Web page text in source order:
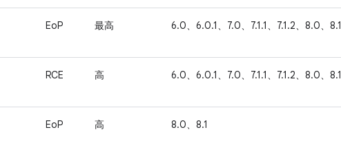
EoP 最高 6.0、6.0.1、7.0、7.1.1、7.1.2、8.0、8.1
RCE 高 6.0、6.0.1、7.0、7.1.1、7.1.2、8.0、8.1
EoP 高 8.0、8.1